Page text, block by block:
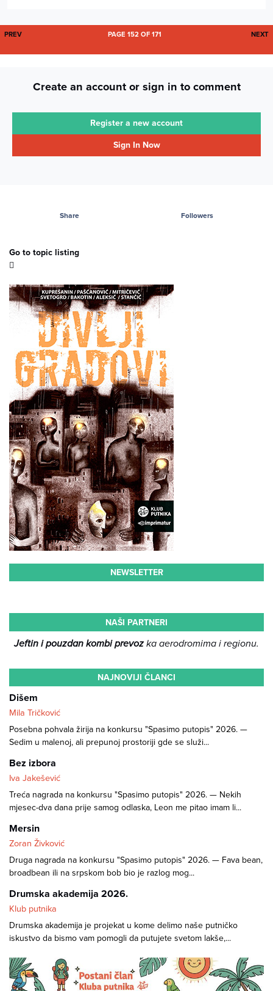
FIRST PAGE
PREV NEXT
PAGE 152 OF 171
Create an account or sign in to comment
Register a new account
Sign In Now
Share Followers
Go to topic listing
NEWSLETTER
NAŠI PARTNERI
Jeftin i pouzdan kombi prevozka aerodromima i regionu.
NAJNOVIJI ČLANCI
Dišem
Mila Tričković
Posebna pohvala žirija na konkursu "Spasimo putopis" 2026. —
Sedim u malenoj, ali prepunoj prostoriji gde se služi...
Bez izbora
Iva Jakešević
Treća nagrada na konkursu "Spasimo putopis" 2026. — Nekih
mjesec-dva dana prije samog odlaska, Leon me pitao imam li...
Mersin
Zoran Živković
Druga nagrada na konkursu "Spasimo putopis" 2026. — Fava bean,
broadbean ili na srpskom bob bio je razlog mog...
Drumska akademija 2026.
Klub putnika
Drumska akademija je projekat u kome delimo naše putničko
iskustvo da bismo vam pomogli da putujete svetom lakše,...